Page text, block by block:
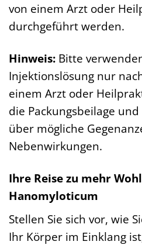
von einem Arzt oder
durchgeführt werden.
Hinweis: Bitte
Injektionslösung nur
einem Arzt oder
die Packungsbeilage
über mögliche
Nebenwirkungen.
Ihre Reise zu mehr
Hanomyloticum
Stellen Sie sich vor, wie
Ihr Körper im Einklang